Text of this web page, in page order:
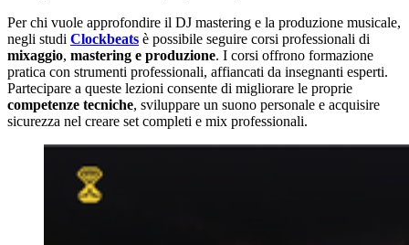
Per chi vuole approfondire il DJ mastering e la produzione musicale,
negli studi Clockbeats è possibile seguire corsi professionali di
mixaggio, mastering e produzione. I corsi offrono formazione
pratica con strumenti professionali, affiancati da insegnanti esperti.
Partecipare a queste lezioni consente di migliorare le proprie
competenze tecniche, sviluppare un suono personale e acquisire
sicurezza nel creare set completi e mix professionali.